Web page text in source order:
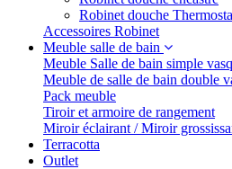
Robinet douche
Accessoires Robinet
Meuble salle de bain
Meuble Salle de bain simple
Meuble de salle de bain double
Pack meuble
Tiroir et armoire de rangement
Miroir éclairant / Miroir
Terracotta
Outlet